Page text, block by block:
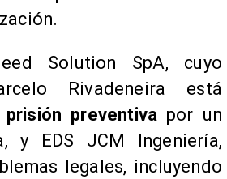
Solution SpA, cuyo
Rivadeneira está
prisión preventiva por un
y EDS JCM Ingeniería,
legales, incluyendo